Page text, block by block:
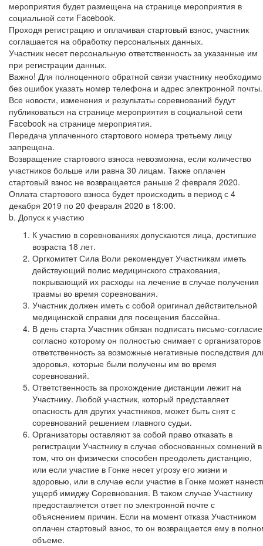
мероприятия будет размещена на странице мероприятия в
социальной сети Facebook.
Проходя регистрацию и оплачивая стартовый взнос, участник
соглашается на обработку персональных данных.
Участник несет персональную ответственность за указанные им
при регистрации данных.
Важно! Для полноценного обратной связи участнику необходимо
без ошибок указать номер телефона и адрес электронной почты.
Все новости, изменения и результаты соревнований будут
публиковаться на странице мероприятия в социальной сети
Facebook на странице мероприятия.
Передача уплаченного стартового номера третьему лицу
запрещена.
Возвращение стартового взноса невозможна, если количество
участников больше или равна 30 лицам. Также оплачен
стартовый взнос не возвращается раньше 2 февраля 2020.
Оплата стартового взноса будет происходить в период с 4
декабря 2019 по 20 февраля 2020 в 18:00.
b. Допуск к участию
К участию в соревнованиях допускаются лица, достигшие
возраста 18 лет.
Оргкомитет Сила Воли рекомендует Участникам иметь
действующий полис медицинского страхования,
покрывающий их расходы на лечение в случае получения
травмы во время соревнования.
Участник должен иметь с собой оригинал действительной
медицинской справки для посещения бассейна.
В день старта Участник обязан подписать письмо-
согласно которому он полностью снимает с организаторов
ответственность за возможные негативные последствия
здоровья, которые были получены им во время
соревнований.
Ответственность за прохождение дистанции лежит на
Участнику. Любой участник, который представляет
опасность для других участников, может быть снят с
соревнований решением главного судьи.
Организаторы оставляют за собой право отказать в
регистрации Участнику в случае обоснованных сомнений в
том, что он физически способен преодолеть дистанцию,
или если участие в Гонке несет угрозу его жизни и
здоровью, или в случае если участие в Гонке может
ущерб имиджу Соревнования. В таком случае Участнику
предоставляется ответ по электронной почте с
объяснением причин. Если на момент отказа Участником
оплачен стартовый взнос, то он возвращается ему в
объеме.